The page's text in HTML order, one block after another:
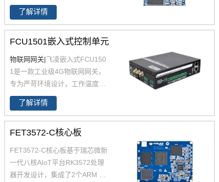
ortex-A7+64 位 RISC-V 异构架
构，主频达 1.6GHz（A7）+600
MHz（RISC-V），兼顾高效数据
处理与实时控制需求。原生支持
0% 国产工业级元器件，-40℃~8
5℃宽温稳定运行，支持国密算法
与安全启动，满足电力、工业控
且提供 10-15 年供货保障，助力
用户产品快速落地。
了解详情
FCU1501嵌入式控制单元
物联网网关|飞凌嵌入式FCU150
1是一款工业级4G物联网网关，
专为严苛环境设计，工作温度范
围达-40℃至85℃，支持标准导
轨安装，便于集成于各类工业现
场。设备配备双网口、多路RS48
5接口及CAN总线，可灵活接入
了解详情
FET3572-C核心板
FET3572-C核心板基于瑞芯微新
一代八核AIoT平台RK3572处理
器开发设计，集成了2个ARM Co